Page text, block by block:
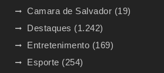
Camara de Salvador (19)
Destaques (1.242)
Entretenimento (169)
Esporte (254)